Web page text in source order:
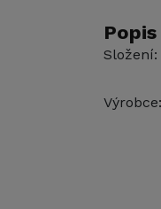
Složení: